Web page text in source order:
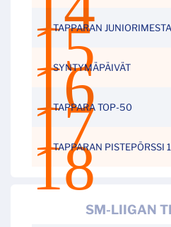
TAPPARAN
SYNTYMÄPÄIVÄT
TAPPARA TOP-50
TAPPARAN PISTEPÖRSSI
SM-LIIGAN